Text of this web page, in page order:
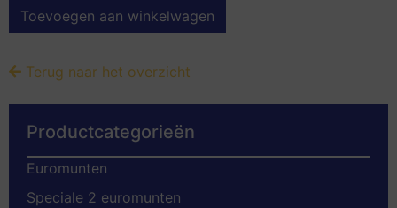
Toevoegen aan winkelwagen
Terug naar het overzicht
Productcategorieën
Euromunten
Speciale 2 euromunten